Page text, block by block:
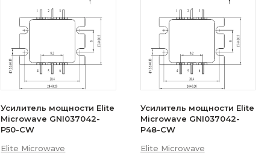
Усилитель мощности Elite
Microwave GNI037042-
P50-CW
Elite Microwave
Усилитель мощности Elite
Microwave GNI037042-
P48-CW
Elite Microwave